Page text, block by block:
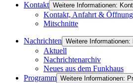
Kontakt Weitere Informationen:
Kontakt, Anfahrt &
Mitschnitte
Nachrichten Weitere Informationen:
Aktuell
Nachrichtenarchiv
Neues aus dem Funkhaus
Programm Weitere Informationen: